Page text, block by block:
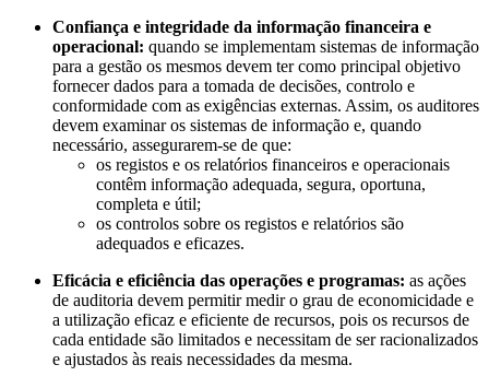
Confiança e integridade da informação financeira e
operacional: quando se implementam sistemas de informação
para a gestão os mesmos devem ter como principal objetivo
fornecer dados para a tomada de decisões, controlo e
conformidade com as exigências externas. Assim, os auditores
devem examinar os sistemas de informação e, quando
necessário, assegurarem-se de que:
os registos e os relatórios financeiros e operacionais
contêm informação adequada, segura, oportuna,
completa e útil;
os controlos sobre os registos e relatórios são
adequados e eficazes.
Eficácia e eficiência das operações e programas: as ações
de auditoria devem permitir medir o grau de economicidade e
a utilização eficaz e eficiente de recursos, pois os recursos de
cada entidade são limitados e necessitam de ser racionalizados
e ajustados às reais necessidades da mesma.